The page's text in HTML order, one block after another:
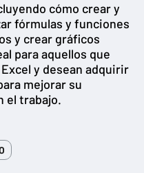
cómo crear y
fórmulas y funciones
y crear gráficos
para aquellos que
y desean adquirir
mejorar su
el trabajo.